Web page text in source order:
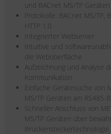
und BACnet MS/TP Geräten
Protokolle: BACnet MS/TP,
HTTP 1.0
Integrierter Webserver
Intuitive und
die Weboberfläche
Aufzeichnung und Analyse
Kommunikation
Einfache Gerätesuche von
MS/TP Geräten am RS485-
Schneller Anschluss von
MS/TP Geräten über
Brückensteckertechnologie